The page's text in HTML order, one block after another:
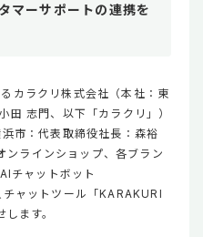
マーサポートの連携を
カラクリ株式会社（本社：東
田 志門、以下「カラクリ」）
市：代表取締役社長：森裕
ラインショップ、各ブラン
チャットボット
ャットツール「KARAKURI
ます。